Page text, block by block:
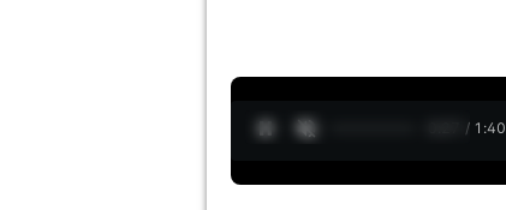
0:28 / 1:40